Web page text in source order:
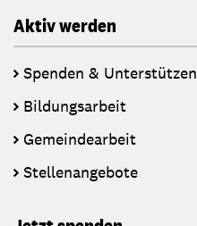
Aktiv werden
Spenden & Unterstützen
Bildungsarbeit
Gemeindearbeit
Stellenangebote